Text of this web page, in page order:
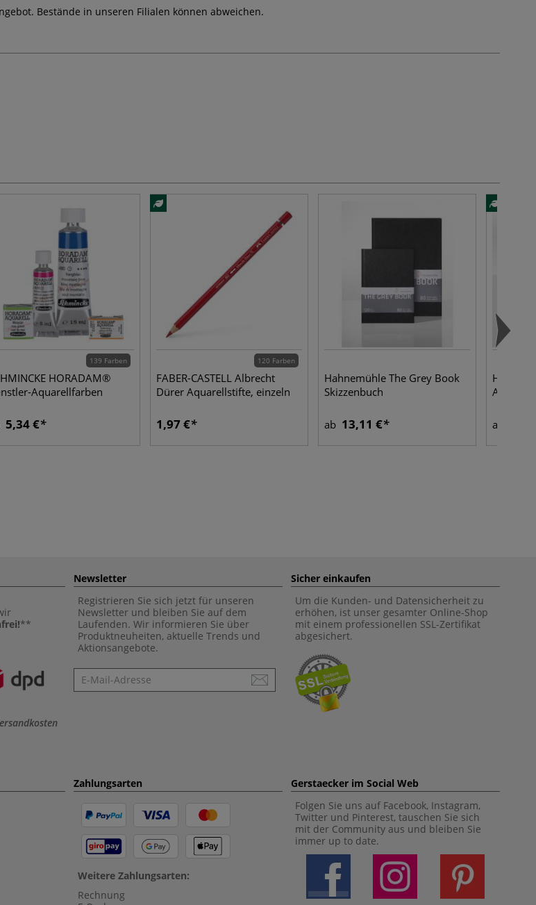
Bestände in unseren Filialen können abweichen.
139 Farben
HORADAM®
Aquarellfarben
5,34 €
120 Farben
FABER-CASTELL Albrecht
Dürer Aquarellstifte, einzeln
1,97 €
Hahnemühle The Grey Book
Skizzenbuch
ab 13,11 € ab
**
Newsletter
Registrieren Sie sich jetzt für unseren
Newsletter und bleiben Sie auf dem
Laufenden. Wir informieren Sie über
Produktneuheiten, aktuelle Trends und
Aktionsangebote.
Newsletter
Sicher einkaufen
Um die Kunden- und Datensicherheit zu
erhöhen, ist unser gesamter Online-Shop
mit einem professionellen SSL-Zertifikat
abgesichert.
Zahlungsarten
Weitere Zahlungsarten:
Rechnung
Gerstaecker im Social Web
Folgen Sie uns auf Facebook, Instagram,
Twitter und Pinterest, tauschen Sie sich
mit der Community aus und bleiben Sie
immer up to date.